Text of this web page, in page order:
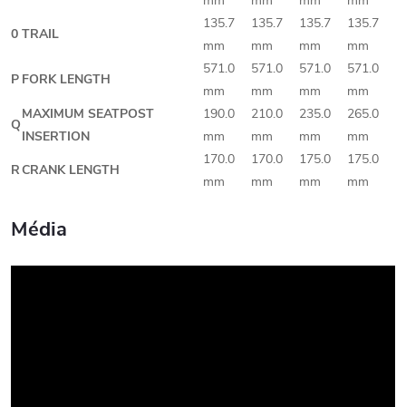
0 TRAIL
135.7
mm
135.7
mm
135.7
mm
135.7
mm
P FORK LENGTH
571.0
mm
571.0
mm
571.0
mm
571.0
mm
Q
MAXIMUM SEATPOST
INSERTION
190.0
mm
210.0
mm
235.0
mm
265.0
mm
RCRANK LENGTH
170.0
mm
170.0
mm
175.0
mm
175.0
mm
Média